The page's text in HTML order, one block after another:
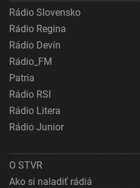
Rádio Slovensko
Rádio Regina
Rádio Devín
Rádio_FM
Patria
Rádio RSI
Rádio Litera
Rádio Junior
O STVR
Ako si naladiť rádiá